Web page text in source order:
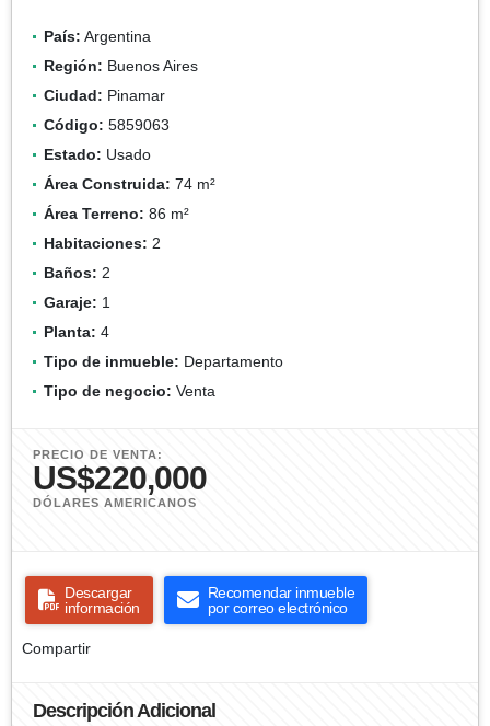
País: Argentina
Región: Buenos Aires
Ciudad: Pinamar
Código: 5859063
Estado: Usado
Área Construida: 74 m²
Área Terreno: 86 m²
Habitaciones: 2
Baños: 2
Garaje: 1
Planta: 4
Tipo de inmueble: Departamento
Tipo de negocio: Venta
PRECIO DE VENTA:
US$220,000
DÓLARES AMERICANOS
Descargar
información
Recomendar inmueble
por correo electrónico
Compartir
Descripción Adicional